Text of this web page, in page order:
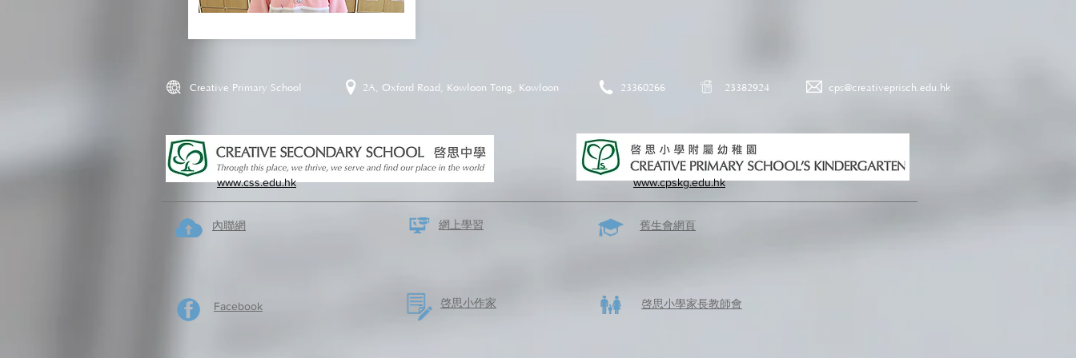
Creative Primary School 2A, Oxford Road, Kowloon Tong, Kowloon 23360266 23382924 cps@creativeprisch.edu.hk
www.css.edu.hk www.cpskg.edu.hk
內聯網
Facebook
網上學習 ​舊生會網頁
啓思​小作家 ​啓思小學家長教師會